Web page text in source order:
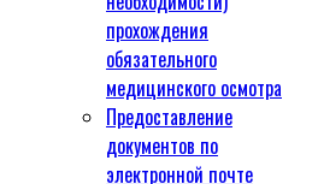
прохождения
обязательного
медицинского осмотра
Предоставление
документов по
электронной почте